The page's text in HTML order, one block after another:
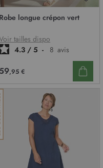
Robe longue crépon vert
tailles dispo
4.3 / 5 - 8 avis
59,95 €